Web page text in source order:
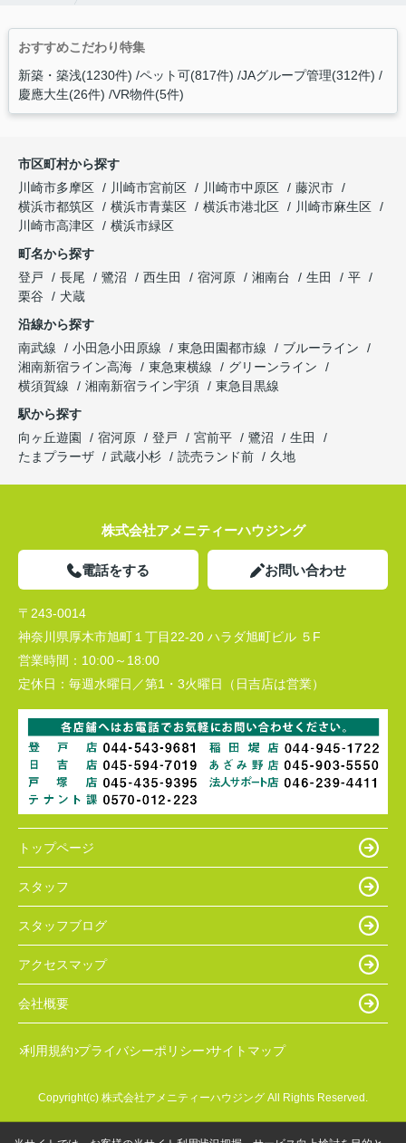
おすすめこだわり特集
新築・築浅(1230件) ペット可(817件) JAグループ管理(312件)
慶應大生(26件) VR物件(5件)
市区町村から探す
川崎市多摩区
川崎市宮前区 川崎市中原区
藤沢市
横浜市都筑区
横浜市青葉区 横浜市港北区
川崎市麻生区
川崎市高津区
横浜市緑区
町名から探す
登戸
長尾 鷺沼 西生田 宿河原 湘南台 生田
平
栗谷
犬蔵
沿線から探す
南武線
小田急小田原線 東急田園都市線
ブルーライン
湘南新宿ライン高海
東急東横線
グリーンライン
横須賀線
湘南新宿ライン宇須
東急目黒線
駅から探す
向ヶ丘遊園
宿河原 登戸 宮前平 鷺沼
生田
たまプラーザ
武蔵小杉 読売ランド前 久地
株式会社アメニティーハウジング
電話をする お問い合わせ
〒243-0014
神奈川県厚木市旭町１丁目22-20 ハラダ旭町ビル ５F
営業時間： 10:00～18:00
定休日： 毎週水曜日／第1・3火曜日（日吉店は営業）
トップページ
スタッフ
スタッフブログ
アクセスマップ
会社概要
利用規約 プライバシーポリシー サイトマップ
Copyright(c) 株式会社アメニティーハウジング All Rights Reserved.